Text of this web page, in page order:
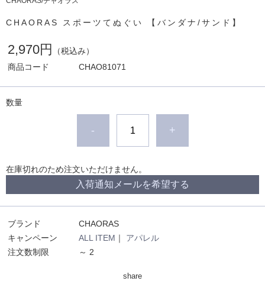
CHAORAS スポーツてぬぐい 【バンダナ/サンド】
2,970円
（税込み）
商品コード
CHAO81071
数量
- +
在庫切れのため注文いただけません。
入荷通知メールを希望する
ブランド
CHAORAS
キャンペーン
ALL ITEM ｜ アパレル
注文数制限
～ 2
share